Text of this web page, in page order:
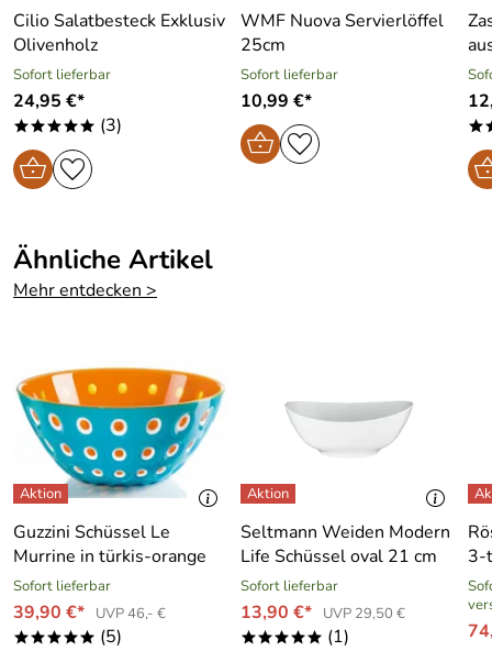
Cilio Salatbesteck Exklusiv
Olivenholz
Sofort lieferbar
24,95 €*
***** (3)
WMF Nuova Servierlöffel
25cm
Sofort lieferbar
10,99 €*
Ähnliche Artikel
Mehr entdecken >
Guzzini Schüssel Le
Murrine in türkis-orange
Sofort lieferbar
39,90 €* UVP 46,- €
***** (5)
Seltmann Weiden Modern
Life Schüssel oval 21 cm
Sofort lieferbar
13,90 €* UVP 29,50 €
***** (1)
3-